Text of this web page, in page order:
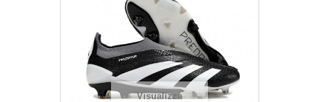
Visualizza